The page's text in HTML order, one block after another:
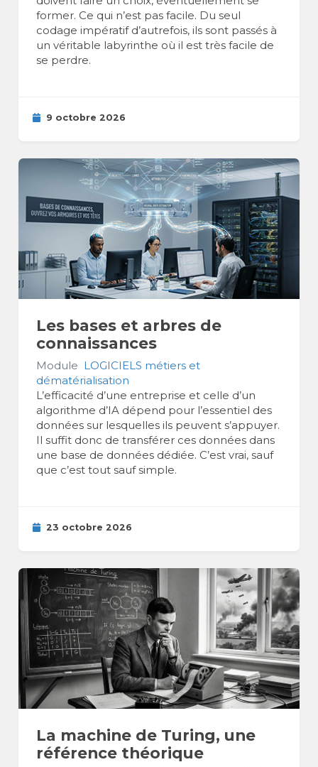
former. Ce qui n’est pas facile. Du seul
codage impératif d’autrefois, ils sont passés à
un véritable labyrinthe où il est très facile de
se perdre.
9 octobre 2026
Les bases et arbres de
connaissances
Module LOGICIELS métiers et
dématérialisation
L’efficacité d’une entreprise et celle d’un
algorithme d’IA dépend pour l’essentiel des
données sur lesquelles ils peuvent s’appuyer.
Il suffit donc de transférer ces données dans
une base de données dédiée. C’est vrai, sauf
que c’est tout sauf simple.
23 octobre 2026
La machine de Turing, une
référence théorique